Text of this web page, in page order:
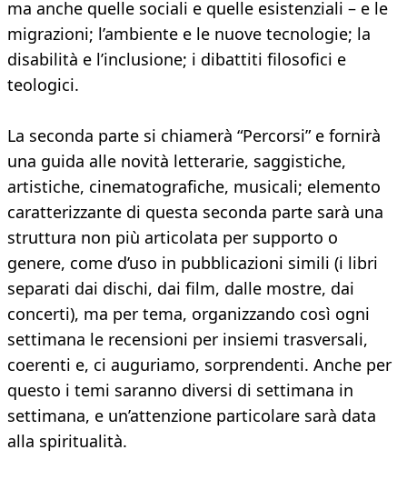
ma anche quelle sociali e quelle esistenziali – e le
migrazioni; l’ambiente e le nuove tecnologie; la
disabilità e l’inclusione; i dibattiti filosofici e
teologici.
La seconda parte si chiamerà “Percorsi” e fornirà
una guida alle novità letterarie, saggistiche,
artistiche, cinematografiche, musicali; elemento
caratterizzante di questa seconda parte sarà una
struttura non più articolata per supporto o
genere, come d’uso in pubblicazioni simili (i libri
separati dai dischi, dai film, dalle mostre, dai
concerti), ma per tema, organizzando così ogni
settimana le recensioni per insiemi trasversali,
coerenti e, ci auguriamo, sorprendenti. Anche per
questo i temi saranno diversi di settimana in
settimana, e un’attenzione particolare sarà data
alla spiritualità.